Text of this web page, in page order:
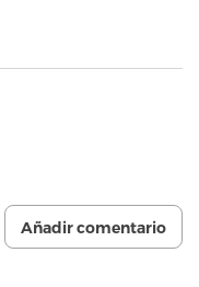
Añadir comentario